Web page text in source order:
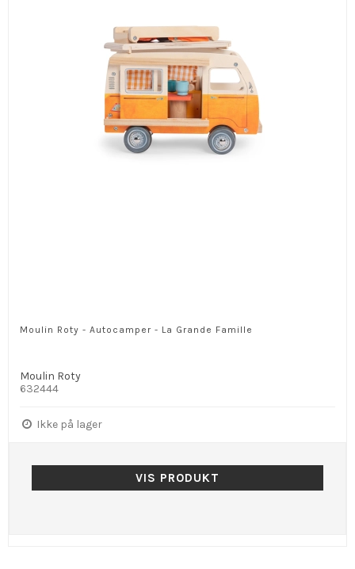
Moulin Roty - Autocamper - La Grande Famille
Moulin Roty
632444
Ikke på lager
VIS PRODUKT